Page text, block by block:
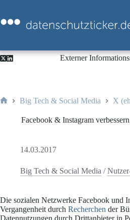
springen
Externer
Big Tech & Social Media X
Facebook & Instagram
14.03.2017
Big Tech & Social Media /
Die sozialen Netzwerke Facebook und
Vergangenheit durch Recherchen der